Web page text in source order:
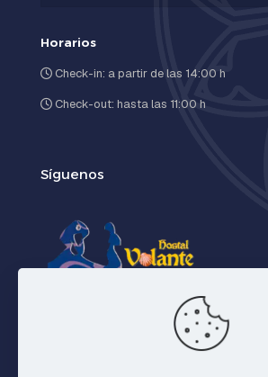
Horarios
Check-in: a partir de las 14:00 h
Check-out: hasta las 11:00 h
Síguenos
Instagram